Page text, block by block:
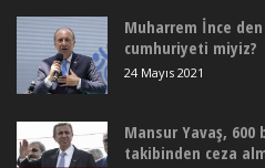
Muharrem İnce
cumhuriyeti miyiz?
24 Mayıs 2021
Mansur Yavaş,
takibinden ceza